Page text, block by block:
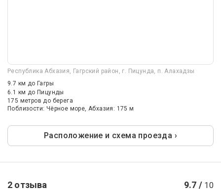
Республика Абхазия, Гагрский район, г. Пицунда, п. Алахадзы
9.7 км до Гагры
6.1 км до Пицунды
175 метров до берега
Поблизости: Чёрное море, Абхазия: 175 м
Расположение и схема проезда ›
2 отзыва 9.7 / 10